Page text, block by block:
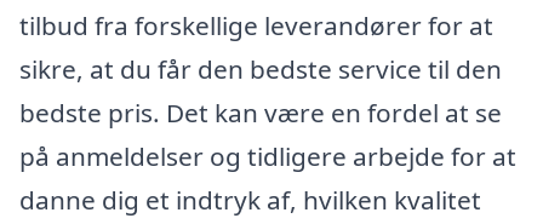
tilbud fra forskellige leverandører for at
sikre, at du får den bedste service til den
bedste pris. Det kan være en fordel at se
på anmeldelser og tidligere arbejde for at
danne dig et indtryk af, hvilken kvalitet